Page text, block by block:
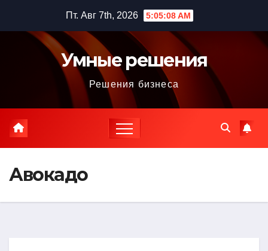
содержимому
Пт. Авг 7th, 2026 5:05:09 AM
Умные решения
Решения бизнеса
Авокадо